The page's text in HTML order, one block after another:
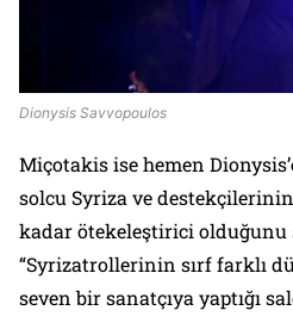
Dionysis Savvopoulos
Miçotakis ise hemen
solcu Syriza ve
kadar ötekeleştirici olduğunu
“Syrizatrollerinin sırf farklı
seven bir sanatçıya yaptığı